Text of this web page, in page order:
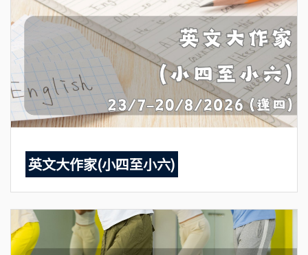
英文大作家(小四至小六)